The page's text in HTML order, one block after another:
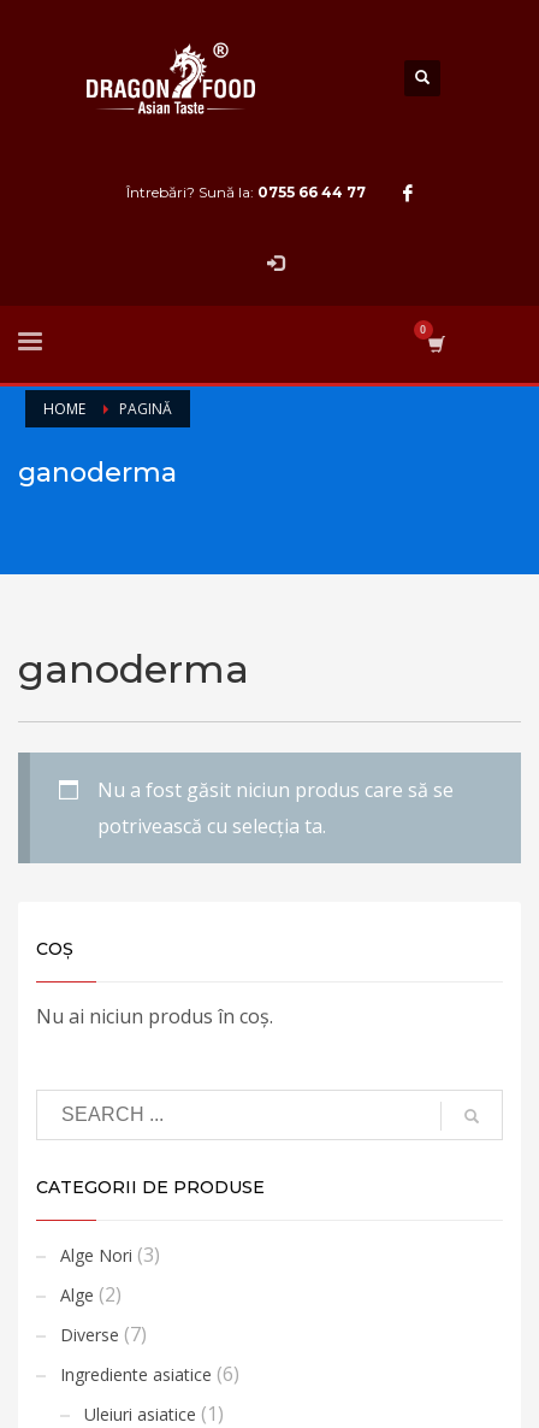
Întrebări? Sună la: 0755 66 44 77
HOME PAGINĂ
ganoderma
ganoderma
Nu a fost găsit niciun produs care să se
potrivească cu selecția ta.
COȘ
Nu ai niciun produs în coș.
CATEGORII DE PRODUSE
Alge Nori (3)
Alge (2)
Diverse (7)
Ingrediente asiatice (6)
Uleiuri asiatice (1)